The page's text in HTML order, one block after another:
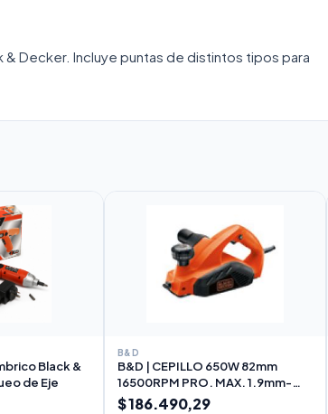
Decker. Incluye puntas de distintos tipos para
Black &
de Eje
B&D
B&D | CEPILLO 650W 82mm
16500RPM PRO. MAX. 1.9mm-
EXT. POLVO
$ 186.490,29